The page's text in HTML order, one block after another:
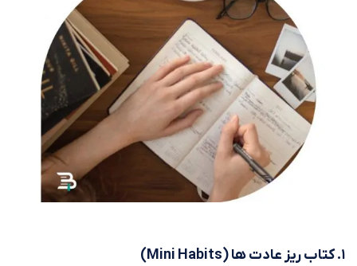
۱. کتاب ریز عادت ها (Mini Habits)